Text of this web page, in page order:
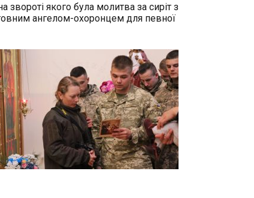
звороті якого була молитва за сиріт з
ангелом-охоронцем для певної